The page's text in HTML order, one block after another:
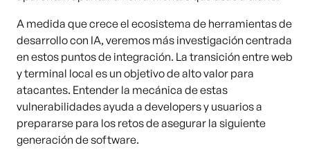
A medida que crece el ecosistema de herramientas de
desarrollo con IA, veremos más investigación centrada
en estos puntos de integración. La transición entre web
y terminal local es un objetivo de alto valor para
atacantes. Entender la mecánica de estas
vulnerabilidades ayuda a developers y usuarios a
prepararse para los retos de asegurar la siguiente
generación de software.